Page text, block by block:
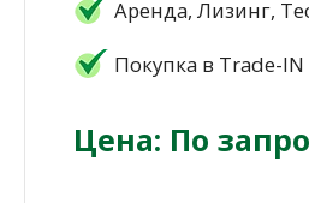
Аренда, Лизинг,
Покупка в Trade-IN
Цена: По